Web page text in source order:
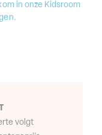
in onze Kidsroom
volgt